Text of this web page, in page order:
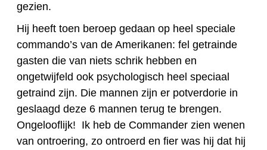
gezien.
Hij heeft toen beroep gedaan op heel speciale
commando’s van de Amerikanen: fel getrainde
gasten die van niets schrik hebben en
ongetwijfeld ook psychologisch heel speciaal
getraind zijn. Die mannen zijn er potverdorie in
geslaagd deze 6 mannen terug te brengen.
Ongelooflijk! Ik heb de Commander zien wenen
van ontroering, zo ontroerd en fier was hij dat hij